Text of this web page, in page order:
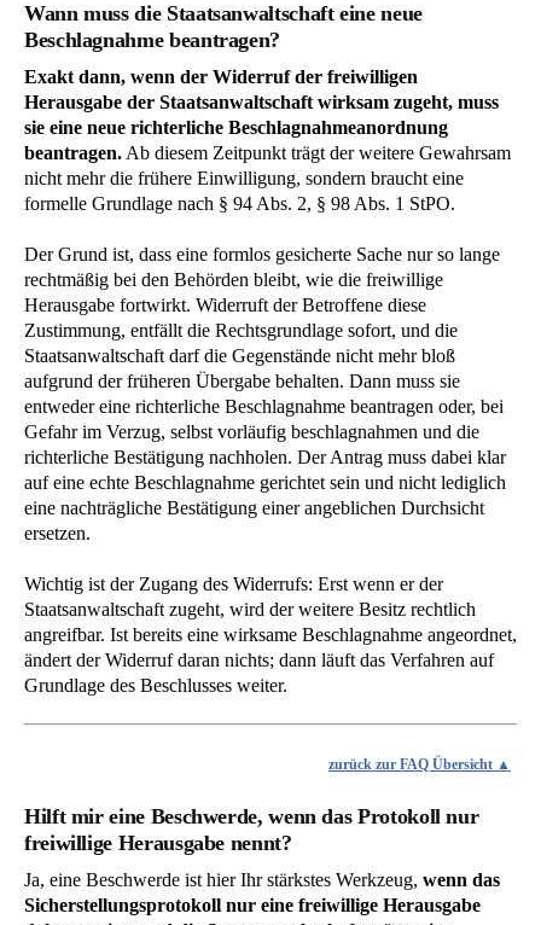
Wann muss die Staatsanwaltschaft eine neue
Beschlagnahme beantragen?
Exakt dann, wenn der Widerruf der freiwilligen
Herausgabe der Staatsanwaltschaft wirksam zugeht, muss
sie eine neue richterliche Beschlagnahmeanordnung
beantragen.Ab diesem Zeitpunkt trägt der weitere Gewahrsam
nicht mehr die frühere Einwilligung, sondern braucht eine
formelle Grundlage nach § 94 Abs. 2, § 98 Abs. 1 StPO.
Der Grund ist, dass eine formlos gesicherte Sache nur so lange
rechtmäßig bei den Behörden bleibt, wie die freiwillige
Herausgabe fortwirkt. Widerruft der Betroffene diese
Zustimmung, entfällt die Rechtsgrundlage sofort, und die
Staatsanwaltschaft darf die Gegenstände nicht mehr bloß
aufgrund der früheren Übergabe behalten. Dann muss sie
entweder eine richterliche Beschlagnahme beantragen oder, bei
Gefahr im Verzug, selbst vorläufig beschlagnahmen und die
richterliche Bestätigung nachholen. Der Antrag muss dabei klar
auf eine echte Beschlagnahme gerichtet sein und nicht lediglich
eine nachträgliche Bestätigung einer angeblichen Durchsicht
ersetzen.
Wichtig ist der Zugang des Widerrufs: Erst wenn er der
Staatsanwaltschaft zugeht, wird der weitere Besitz rechtlich
angreifbar. Ist bereits eine wirksame Beschlagnahme angeordnet,
ändert der Widerruf daran nichts; dann läuft das Verfahren auf
Grundlage des Beschlusses weiter.
zurück zur FAQ Übersicht
Hilft mir eine Beschwerde, wenn das Protokoll nur
freiwillige Herausgabe nennt?
Ja, eine Beschwerde ist hier Ihr stärkstes Werkzeug, wenn das
Sicherstellungsprotokoll nur eine freiwillige Herausgabe